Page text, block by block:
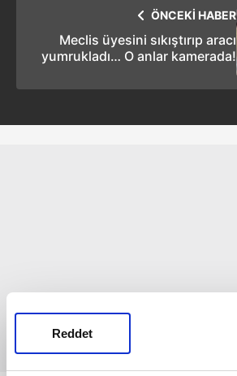
Reddet
ÖNCEKİ HABER
Meclis üyesini sıkıştırıp aracı
yumrukladı… O anlar kamerada!